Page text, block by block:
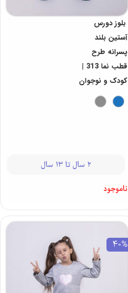
بلوز دورس
آستین بلند
پسرانه طرح
قطب نما 313 |
کودک و نوجوان
2 سال تا 13 سال
ناموجود
40%